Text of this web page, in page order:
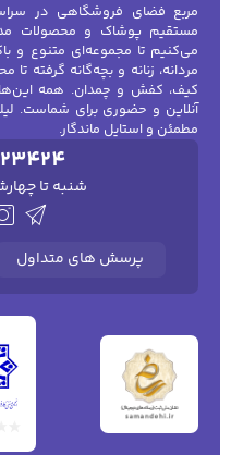
مربع فضای فروشگاهی در
مستقیم پوشاک و محصولات مد
می‌کنیم تا مجموعه‌ای متنوع و
مردانه، زنانه و بچه‌گانه گرفته
کیف، کفش و چمدان. همه این‌ها
آنلاین و حضوری برای شماست.
مطمئن و استایل ماندگار.
شنبه تا چهارشنبه : 8
پرسش های متداول